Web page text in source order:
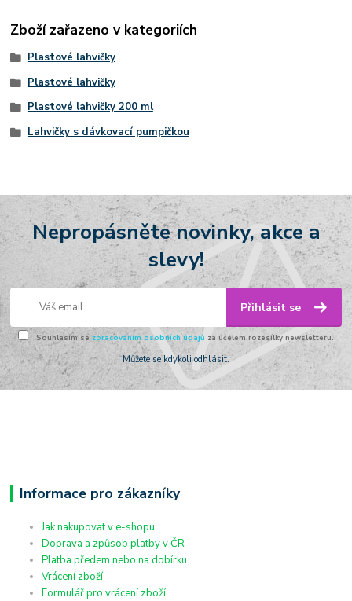
Zboží zařazeno v kategoriích
Plastové lahvičky
Plastové lahvičky
Plastové lahvičky 200 ml
Lahvičky s dávkovací pumpičkou
Nepropásněte novinky, akce a
slevy!
Přihlásit se
Souhlasím se zpracováním osobních údajů za účelem rozesílky newsletteru.
Můžete se kdykoli odhlásit.
Informace pro zákazníky
Jak nakupovat v e-shopu
Doprava a způsob platby v ČR
Platba předem nebo na dobírku
Vrácení zboží
Formulář pro vrácení zboží